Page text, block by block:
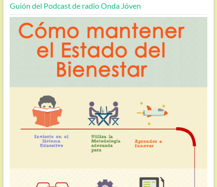
Guión del Podcast de radio Onda Jóven